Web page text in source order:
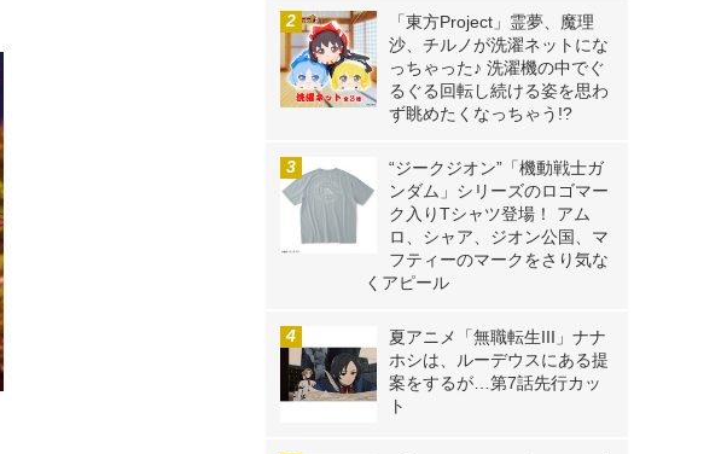
「東方Project」霊夢、魔理
沙、チルノが洗濯ネットにな
っちゃった♪ 洗濯機の中でぐ
るぐる回転し続ける姿を思わ
ず眺めたくなっちゃう!?
“ジークジオン”「機動戦士ガ
ンダム」シリーズのロゴマー
ク入りTシャツ登場！ アム
ロ、シャア、ジオン公国、マ
フティーのマークをさり気な
くアピール
夏アニメ「無職転生III」ナナ
ホシは、ルーデウスにある提
案をするが…第7話先行カッ
ト